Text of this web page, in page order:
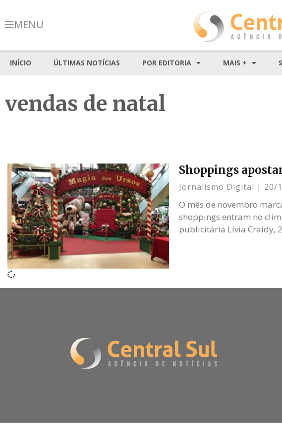
MENU
INÍCIO ÚLTIMAS NOTÍCIAS POR EDITORIA MAIS +
vendas de natal
Shoppings
Jornalismo Digital 20/
O mês de novembro
shoppings entram no
publicitária Lívia Craidy,